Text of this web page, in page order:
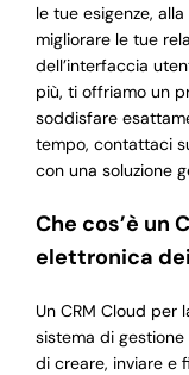
le tue esigenze,
migliorare le tue
dell’interfaccia
più, ti offriamo un
soddisfare
tempo, contattaci
con una soluzione
Che cos’è un
elettronica
Un CRM Cloud per
sistema di
di creare, inviare e